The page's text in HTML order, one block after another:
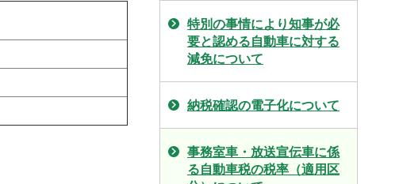
特別の事情により知事が必
要と認める自動車に対する
減免について
納税確認の電子化について
事務室車・放送宣伝車に係
る自動車税の税率（適用区